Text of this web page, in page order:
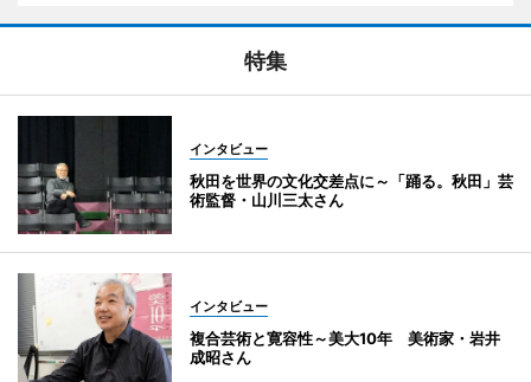
特集
インタビュー
秋田を世界の文化交差点に～「踊る。秋田」芸
術監督・山川三太さん
インタビュー
複合芸術と寛容性～美大10年 美術家・岩井
成昭さん